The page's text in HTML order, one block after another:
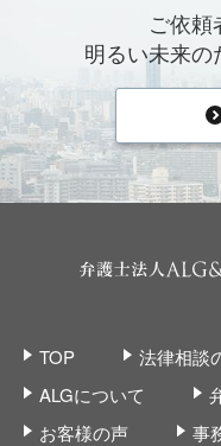
ご依頼
明るい未来の
TOP 法律相談
ALGについて
お客様の声
事